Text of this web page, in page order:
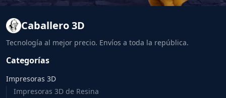
Caballero 3D
Tecnología al mejor precio. Envíos a toda la república.
Categorías
Impresoras 3D
Impresoras 3D de Resina